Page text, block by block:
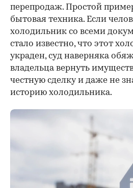
перепродаж. Простой
бытовая техника. Если
холодильник со всеми
стало известно, что этот
украден, суд наверняка
владельца вернуть
честную сделку и даже не
историю холодильника.